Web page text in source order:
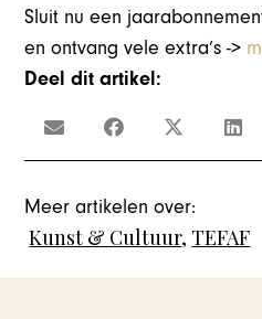
Sluit nu een
en ontvang vele extra’s ->
Deel dit artikel:
Meer artikelen over:
Kunst & Cultuur, TEFAF